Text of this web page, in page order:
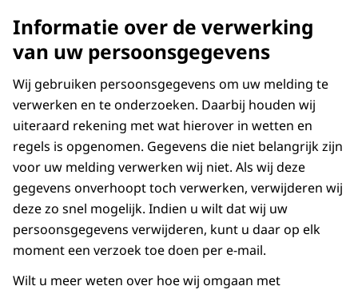
Informatie over de verwerking
van uw persoonsgegevens
Wij gebruiken persoonsgegevens om uw melding te
verwerken en te onderzoeken. Daarbij houden wij
uiteraard rekening met wat hierover in wetten en
regels is opgenomen. Gegevens die niet belangrijk zijn
voor uw melding verwerken wij niet. Als wij deze
gegevens onverhoopt toch verwerken, verwijderen wij
deze zo snel mogelijk. Indien u wilt dat wij uw
persoonsgegevens verwijderen, kunt u daar op elk
moment een verzoek toe doen per e-mail.
Wilt u meer weten over hoe wij omgaan met